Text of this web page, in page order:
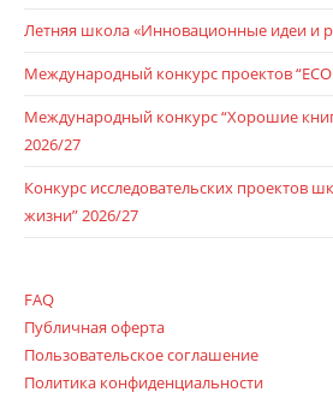
Летняя школа «Инновационные идеи и
Международный конкурс проектов “ECO
Международный конкурс “Хорошие
2026/27
Конкурс исследовательских проектов
жизни” 2026/27
FAQ
Публичная оферта
Пользовательское соглашение
Политика конфиденциальности